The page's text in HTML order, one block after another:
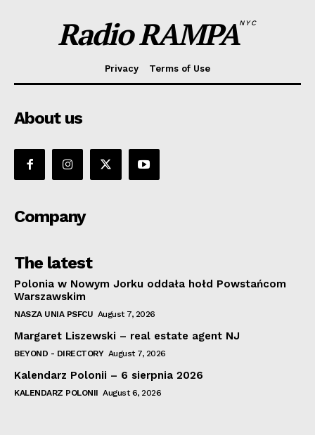
Radio RAMPANYC
Privacy Terms of Use
About us
Company
The latest
Polonia w Nowym Jorku oddała hołd Powstańcom
Warszawskim
NASZA UNIA PSFCU August 7, 2026
Margaret Liszewski – real estate agent NJ
BEYOND - DIRECTORY August 7, 2026
Kalendarz Polonii – 6 sierpnia 2026
KALENDARZ POLONII August 6, 2026